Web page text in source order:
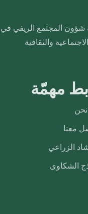
المجتمع الريفي في
والثقافية
مهمّة
معنا
الزراعي
الشكاوى